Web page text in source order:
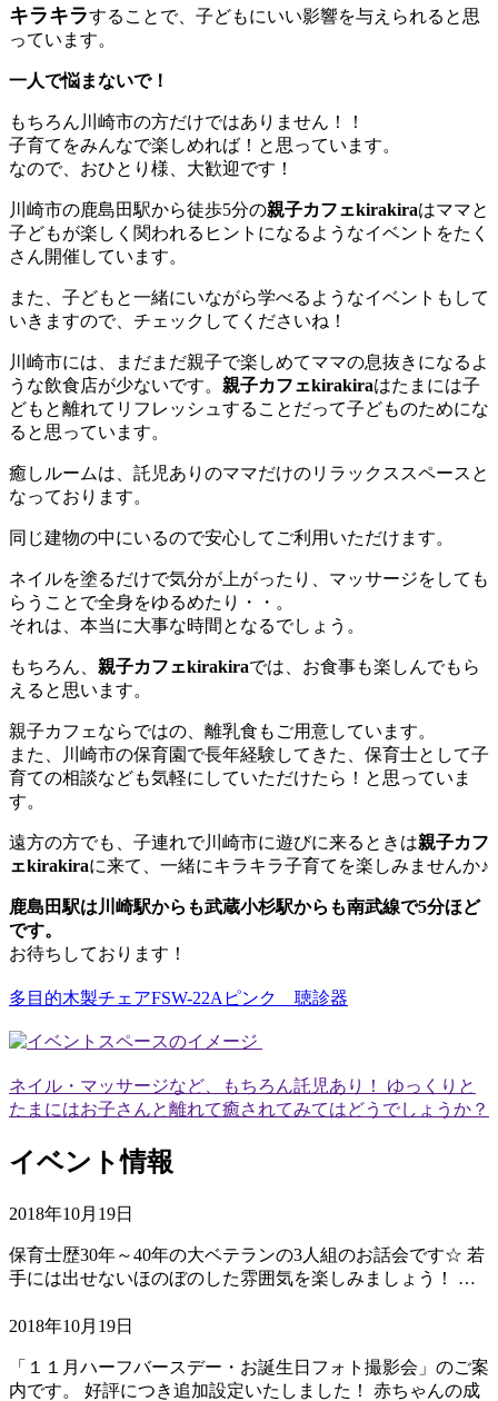
キラキラすることで、子どもにいい影響を与えられると思
っています。
一人で悩まないで！
もちろん川崎市の方だけではありません！！
子育てをみんなで楽しめれば！と思っています。
なので、おひとり様、大歓迎です！
川崎市の鹿島田駅から徒歩5分の親子カフェkirakiraはママと
子どもが楽しく関われるヒントになるようなイベントをたく
さん開催しています。
また、子どもと一緒にいながら学べるようなイベントもして
いきますので、チェックしてくださいね！
川崎市には、まだまだ親子で楽しめてママの息抜きになるよ
うな飲食店が少ないです。 親子カフェkirakiraはたまには子
どもと離れてリフレッシュすることだって子どものためにな
ると思っています。
癒しルームは、託児ありのママだけのリラックススペースと
なっております。
同じ建物の中にいるので安心してご利用いただけます。
ネイルを塗るだけで気分が上がったり、マッサージをしても
らうことで全身をゆるめたり・・。
それは、本当に大事な時間となるでしょう。
もちろん、 親子カフェkirakiraでは、お食事も楽しんでもら
えると思います。
親子カフェならではの、離乳食もご用意しています。
また、川崎市の保育園で長年経験してきた、保育士として子
育ての相談なども気軽にしていただけたら！と思っていま
す。
遠方の方でも、子連れで川崎市に遊びに来るときは親子カフ
ェkirakiraに来て、一緒にキラキラ子育てを楽しみませんか♪
鹿島田駅は川崎駅からも武蔵小杉駅からも南武線で5分ほど
です。
お待ちしております！
多目的木製チェアFSW-22Aピンク 聴診器
ネイル・マッサージなど、もちろん託児あり！ ゆっくりと
たまにはお子さんと離れて癒されてみてはどうでしょうか？
イベント情報
2018年10月19日
保育士歴30年～40年の大ベテランの3人組のお話会です☆ 若
手には出せないほのぼのした雰囲気を楽しみましょう！ …
2018年10月19日
「１１月ハーフバースデー・お誕生日フォト撮影会」のご案
内です。 好評につき追加設定いたしました！ 赤ちゃんの成